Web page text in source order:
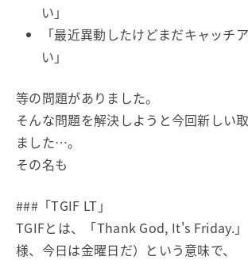
い」
「最近異動したけどまだキャッチ
い」
等の問題がありました。
そんな問題を解決しようと今回新しい
ました…。
その名も
###「TGIF LT」
TGIFとは、「Thank God, It's Friday.
様、今日は金曜日だ）という意味で、